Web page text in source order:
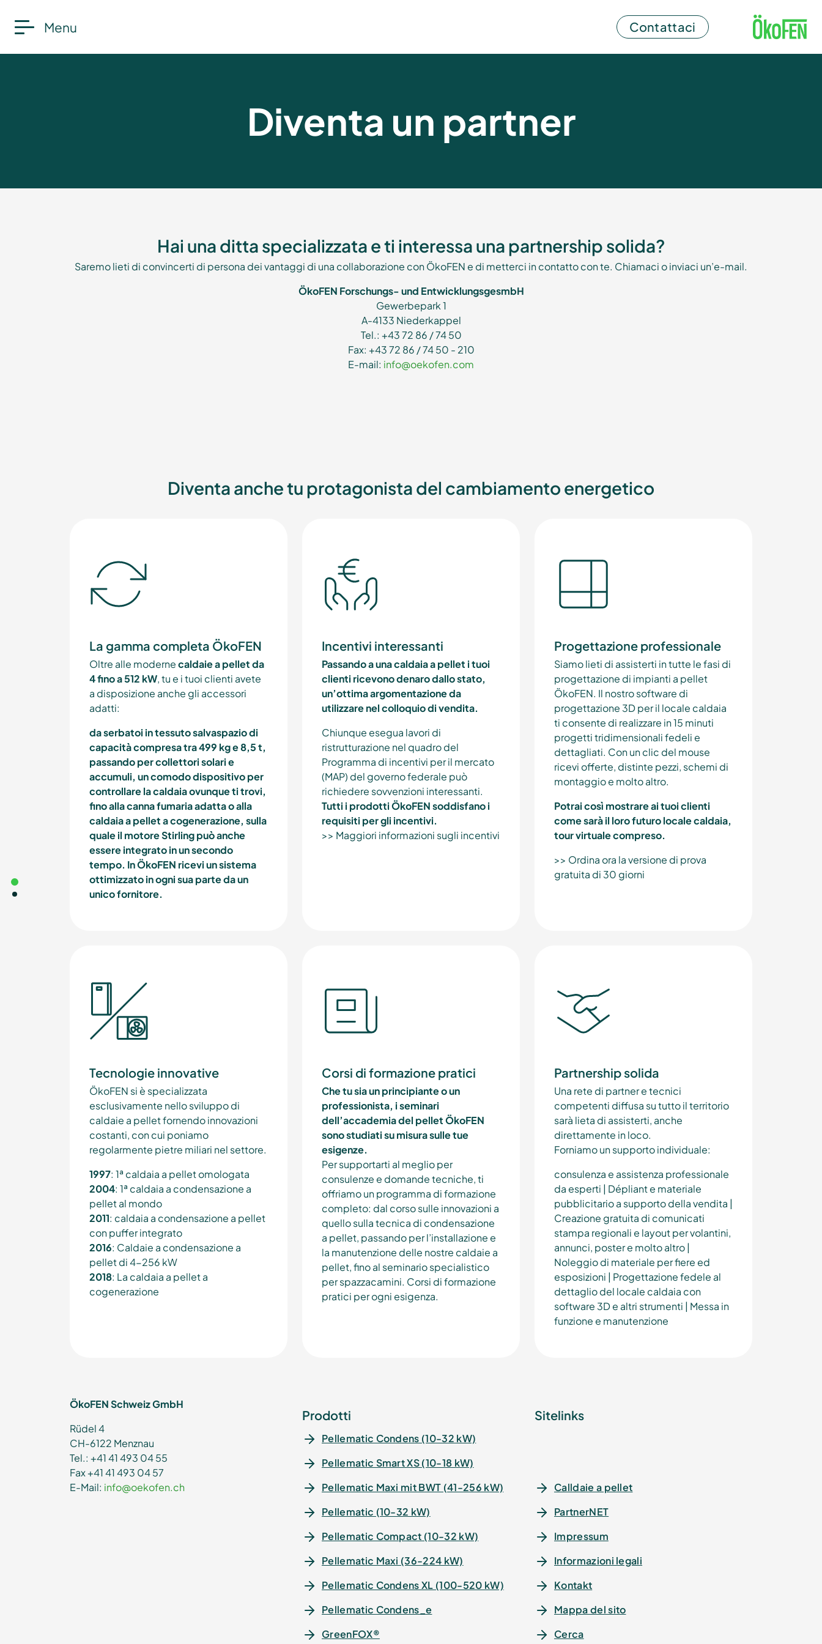
Menu Contattaci
Diventa un partner
Hai una ditta specializzata e ti interessa una partnership solida?
Saremo lieti di convincerti di persona dei vantaggi di una collaborazione con ÖkoFEN e di metterci in contatto con te. Chiamaci o inviaci un’e-mail.
ÖkoFEN Forschungs- und EntwicklungsgesmbH
Gewerbepark 1
A-4133 Niederkappel
Tel.: +43 72 86 / 74 50
Fax: +43 72 86 / 74 50 - 210
E-mail: info@oekofen.com
Diventa anche tu protagonista del cambiamento energetico
La gamma completa ÖkoFEN
Oltre alle modernecaldaie a pellet da
4 fino a 512 kW, tu e i tuoi clienti avete
a disposizione anche gli accessori
adatti:
da serbatoi in tessuto salvaspazio di
capacità compresa tra 499 kg e 8,5 t,
passando per collettori solari e
accumuli, un comodo dispositivo per
controllare la caldaia ovunque ti trovi,
fino alla canna fumaria adatta o alla
caldaia a pellet a cogenerazione, sulla
quale il motore Stirling può anche
essere integrato in un secondo
tempo. In ÖkoFEN ricevi un sistema
ottimizzato in ogni sua parte da un
unico fornitore.
Incentivi interessanti
Passando a una caldaia a pellet i tuoi
clienti ricevono denaro dallo stato,
un’ottima argomentazione da
utilizzare nel colloquio di vendita.
Chiunque esegua lavori di
ristrutturazione nel quadro del
Programma di incentivi per il mercato
(MAP) del governo federale può
richiedere sovvenzioni interessanti.
Tutti i prodotti ÖkoFEN soddisfano i
requisiti per gli incentivi.
>> Maggiori informazioni sugli incentivi
Progettazione professionale
Siamo lieti di assisterti in tutte le fasi di
progettazione di impianti a pellet
ÖkoFEN. Il nostro software di
progettazione 3D per il locale caldaia
ti consente di realizzare in 15 minuti
progetti tridimensionali fedeli e
dettagliati. Con un clic del mouse
ricevi offerte, distinte pezzi, schemi di
montaggio e molto altro.
Potrai così mostrare ai tuoi clienti
come sarà il loro futuro locale caldaia,
tour virtuale compreso.
>> Ordina ora la versione di prova
gratuita di 30 giorni
Tecnologie innovative
ÖkoFEN si è specializzata
esclusivamente nello sviluppo di
caldaie a pellet fornendo innovazioni
costanti, con cui poniamo
regolarmente pietre miliari nel settore.
1997: 1ª caldaia a pellet omologata
2004: 1ª caldaia a condensazione a
pellet al mondo
2011: caldaia a condensazione a pellet
con puffer integrato
2016: Caldaie a condensazione a
pellet di 4-256 kW
2018: La caldaia a pellet a
cogenerazione
Corsi di formazione pratici
Che tu sia un principiante o un
professionista, i seminari
dell’accademia del pellet ÖkoFEN
sono studiati su misura sulle tue
esigenze.
Per supportarti al meglio per
consulenze e domande tecniche, ti
offriamo un programma di formazione
completo: dal corso sulle innovazioni a
quello sulla tecnica di condensazione
a pellet, passando per l’installazione e
la manutenzione delle nostre caldaie a
pellet, fino al seminario specialistico
per spazzacamini. Corsi di formazione
pratici per ogni esigenza.
Partnership solida
Una rete di partner e tecnici
competenti diffusa su tutto il territorio
sarà lieta di assisterti, anche
direttamente in loco.
Forniamo un supporto individuale:
consulenza e assistenza professionale
da esperti | Dépliant e materiale
pubblicitario a supporto della vendita |
Creazione gratuita di comunicati
stampa regionali e layout per volantini,
annunci, poster e molto altro |
Noleggio di materiale per fiere ed
esposizioni | Progettazione fedele al
dettaglio del locale caldaia con
software 3D e altri strumenti | Messa in
funzione e manutenzione
ÖkoFEN Schweiz GmbH
Rüdel 4
CH-6122 Menznau
Tel.: +41 41 493 04 55
Fax +41 41 493 04 57
E-Mail: info@oekofen.ch
Prodotti
Pellematic Condens (10-32 kW)
Pellematic Smart XS (10-18 kW)
Pellematic Maxi mit BWT (41-256 kW)
Pellematic (10-32 kW)
Pellematic Compact (10-32 kW)
Pellematic Maxi (36-224 kW)
Pellematic Condens XL (100-520 kW)
Pellematic Condens_e
GreenFOX®
Sitelinks
Calldaie a pellet
PartnerNET
Impressum
Informazioni legali
Kontakt
Mappa del sito
Cerca